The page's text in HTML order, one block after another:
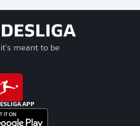
meant to be
APP